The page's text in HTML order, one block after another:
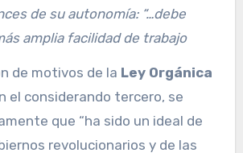
de su autonomía: “…debe
amplia facilidad de trabajo
de motivos de la Ley Orgánica
el considerando tercero, se
que “ha sido un ideal de
revolucionarios y de las